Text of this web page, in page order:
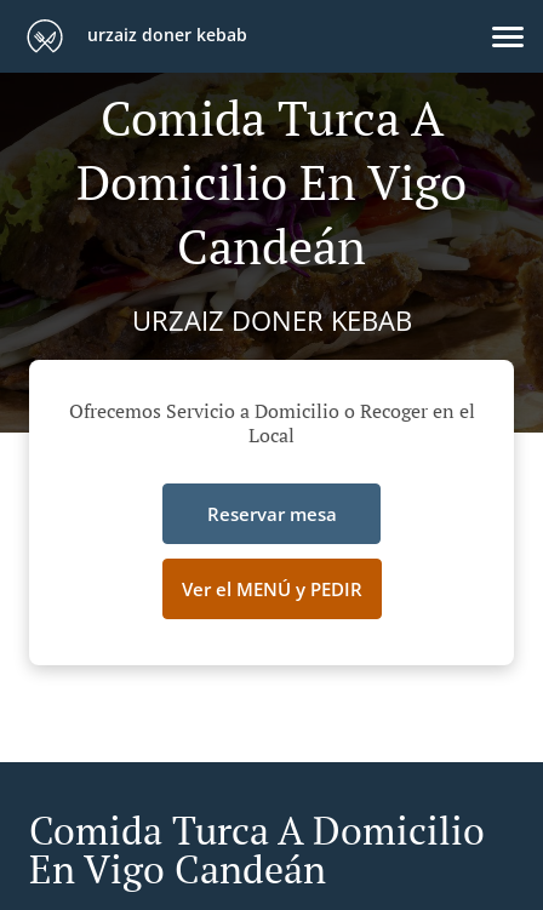
urzaiz doner kebab
Comida Turca A
Domicilio En Vigo
Candeán
URZAIZ DONER KEBAB
Ofrecemos Servicio a Domicilio o Recoger en el
Local
Reservar mesa
Ver el MENÚ y PEDIR
Comida Turca A Domicilio
En Vigo Candeán